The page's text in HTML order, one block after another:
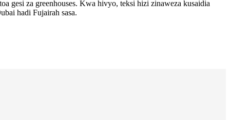
gesi za greenhouses. Kwa hivyo, teksi hizi zinaweza kusaidia
hadi Fujairah sasa.